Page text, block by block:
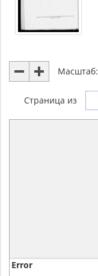
Масштаб:
Страница из
Error